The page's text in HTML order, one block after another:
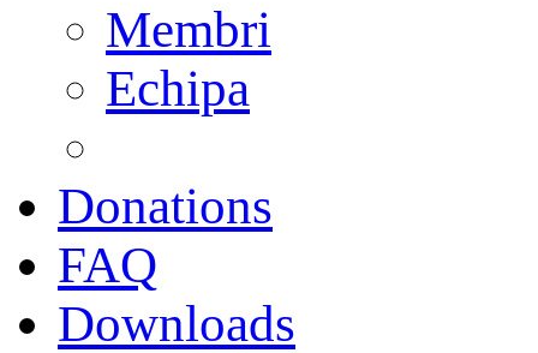
Membri
Echipa
Donations
FAQ
Downloads